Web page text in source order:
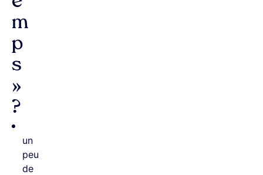
m
p
s
»
?
un
peu
de